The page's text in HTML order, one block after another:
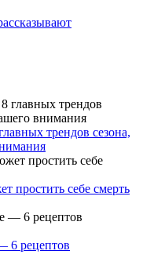
трендов сезона,
простить себе смерть
6 рецептов